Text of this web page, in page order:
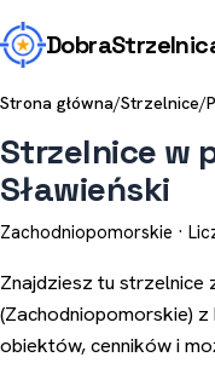
Dobra
Strona główna/Strzelnice/
Strzelnice w
Sławieński
Zachodniopomorskie ·
Znajdziesz tu strzelnice
(Zachodniopomorskie)
obiektów, cenników i